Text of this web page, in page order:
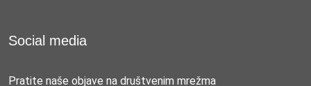
Social media
Pratite naše objave na društvenim mrežma